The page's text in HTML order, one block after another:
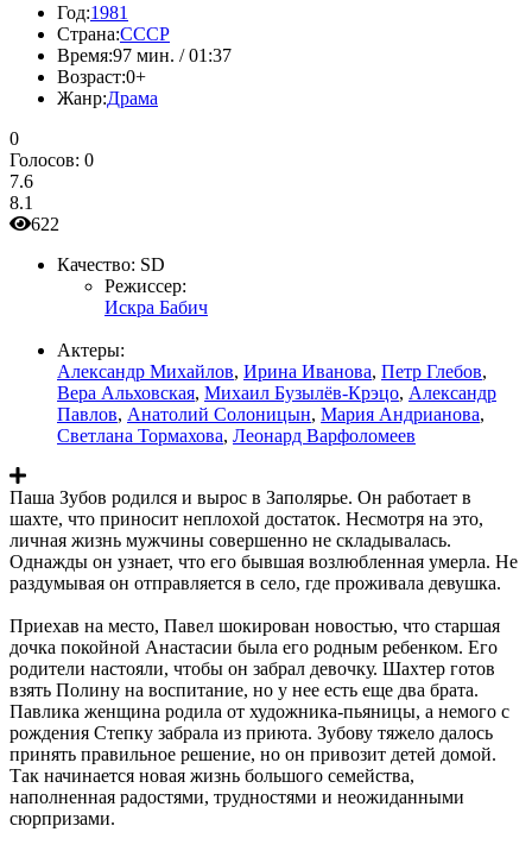
Год:1981
Страна:СССР
Время:97 мин. / 01:37
Возраст:0+
Жанр:Драма
0
Голосов: 0
7.6
8.1
622
Качество: SD
Режиссер:
Искра Бабич
Актеры:
Александр Михайлов, Ирина Иванова, Петр Глебов,
Вера Альховская, Михаил Бузылёв-Крэцо, Александр
Павлов, Анатолий Солоницын, Мария Андрианова,
Светлана Тормахова, Леонард Варфоломеев
Паша Зубов родился и вырос в Заполярье. Он работает в
шахте, что приносит неплохой достаток. Несмотря на это,
личная жизнь мужчины совершенно не складывалась.
Однажды он узнает, что его бывшая возлюбленная умерла. Не
раздумывая он отправляется в село, где проживала девушка.
Приехав на место, Павел шокирован новостью, что старшая
дочка покойной Анастасии была его родным ребенком. Его
родители настояли, чтобы он забрал девочку. Шахтер готов
взять Полину на воспитание, но у нее есть еще два брата.
Павлика женщина родила от художника-пьяницы, а немого с
рождения Степку забрала из приюта. Зубову тяжело далось
принять правильное решение, но он привозит детей домой.
Так начинается новая жизнь большого семейства,
наполненная радостями, трудностями и неожиданными
сюрпризами.